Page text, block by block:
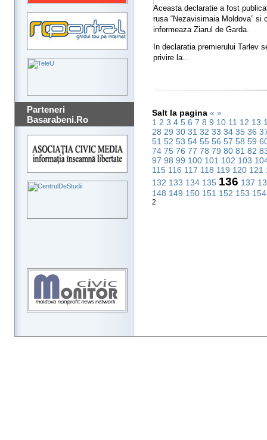
Parteneri
Basarabeni.Ro
Aceasta declaratie a fost
rusa “Nezavisimaia Moldova”
informeaza Ziarul de Garda.
In declaratia premierului Tarlev
privire la...
Salt la pagina « »
1 2 3 4 5 6 7 8 9 10 11 12 13
28 29 30 31 32 33 34 35 36
51 52 53 54 55 56 57 58 59
74 75 76 77 78 79 80 81 82
97 98 99 100 101 102 103
115 116 117 118 119 120 121
132 133 134 135 136 137
148 149 150 151 152 153
2